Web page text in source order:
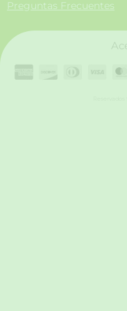
k
a
n
Preguntas Frecuentes